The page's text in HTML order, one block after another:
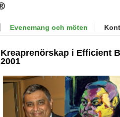
Evenemang och möten
Kreaprenörskap i Efficient
2001